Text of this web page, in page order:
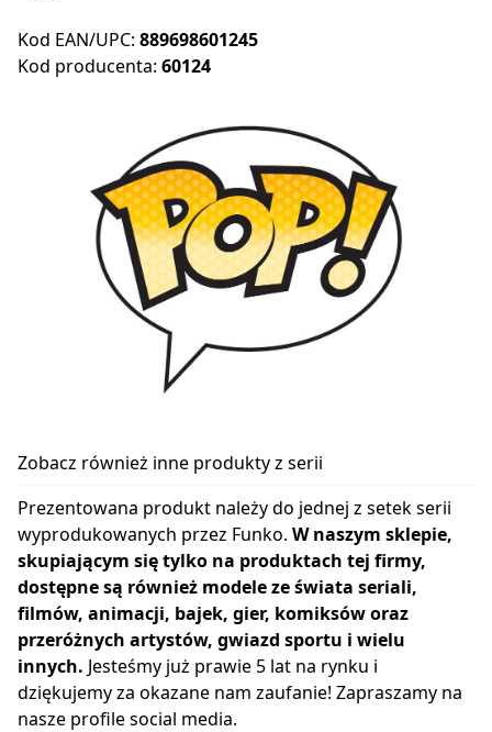
Kod EAN/UPC: 889698601245
Kod producenta: 60124
Zobacz również inne produkty z serii
Prezentowana produkt należy do jednej z setek serii
wyprodukowanych przez Funko. W naszym sklepie,
skupiającym się tylko na produktach tej firmy,
dostępne są również modele ze świata seriali,
filmów, animacji, bajek, gier, komiksów oraz
przeróżnych artystów, gwiazd sportu i wielu
innych. Jesteśmy już prawie 5 lat na rynku i
dziękujemy za okazane nam zaufanie! Zapraszamy na
nasze profile social media.